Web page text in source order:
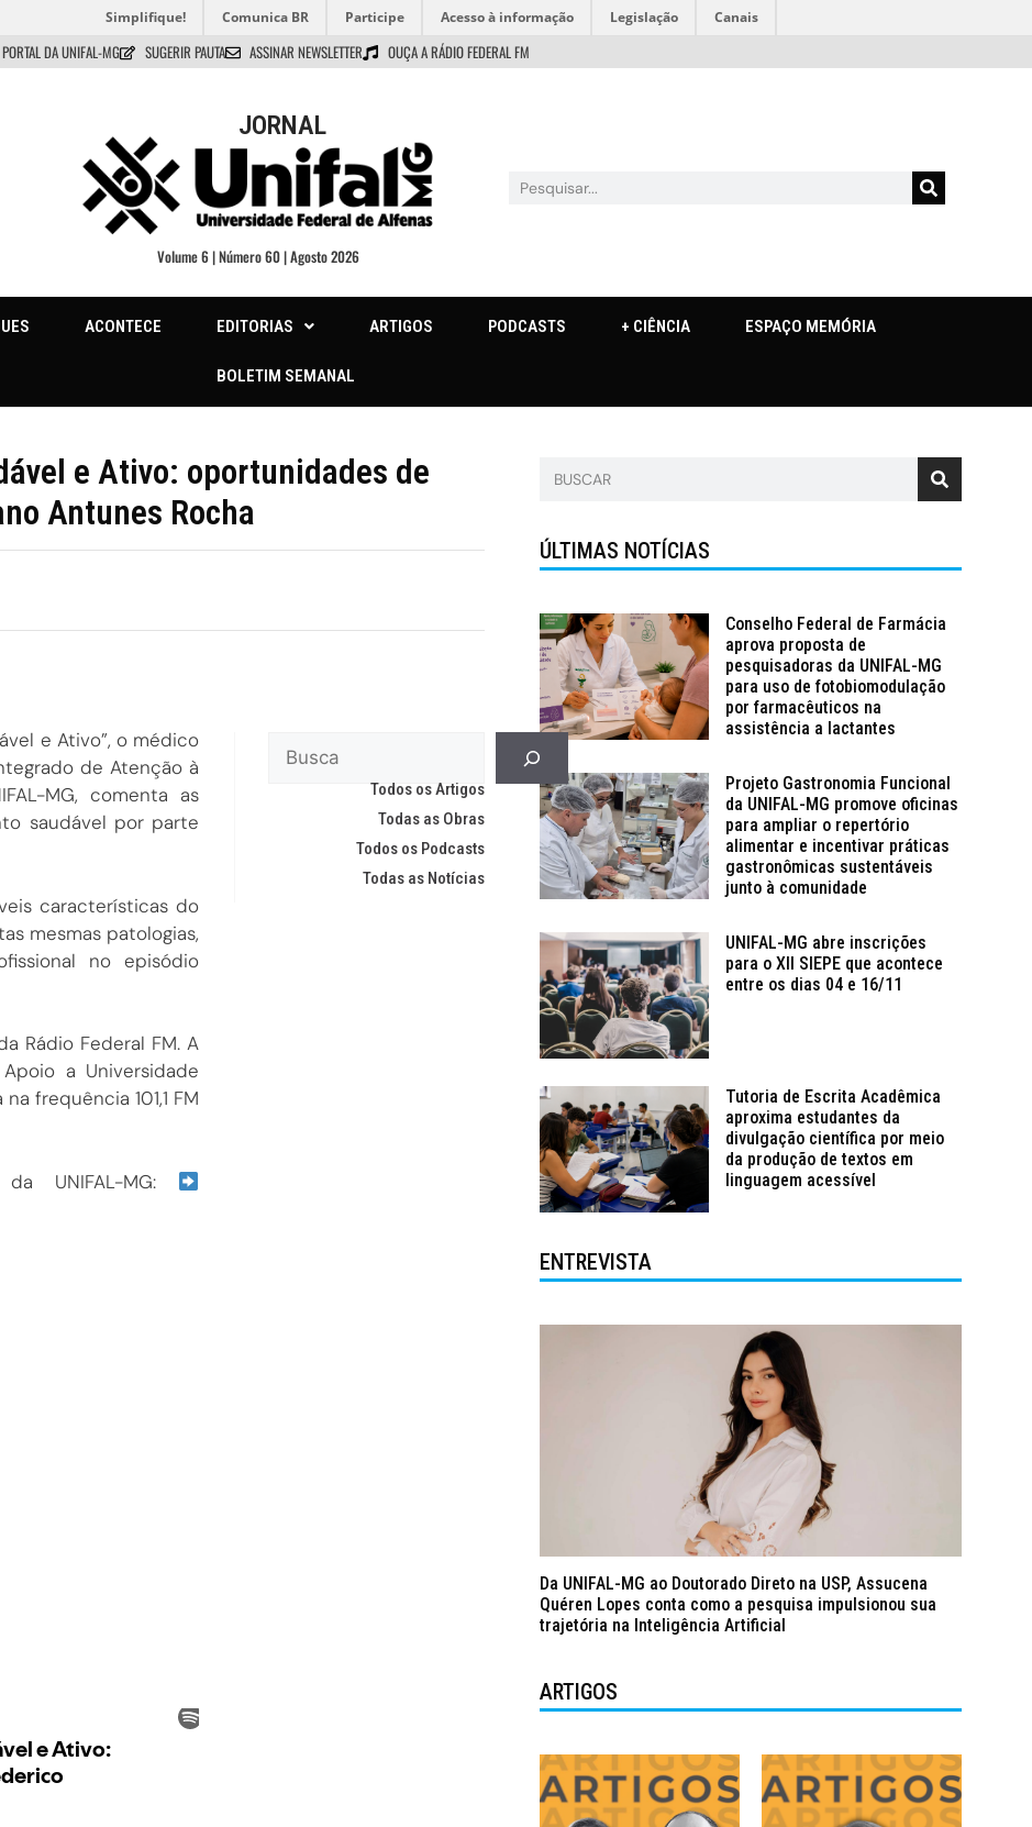
Simplifique! Comunica BR Participe Acesso à informação Legislação Canais
PORTAL DA UNIFAL-MG SUGERIR PAUTA ASSINAR NEWSLETTER OUÇA A RÁDIO FEDERAL FM
JORNAL
Volume 6 | Número 60 | Agosto 2026
ACONTECE EDITORIAS ARTIGOS PODCASTS + CIÊNCIA ESPAÇO MEMÓRIA
BOLETIM SEMANAL
e Ativo: oportunidades de
Antunes Rocha
e Ativo”, o médico
de Atenção à
MG, comenta as
saudável por parte
características do
mesmas patologias,
no episódio
Rádio Federal FM. A
a Universidade
frequência 101,1 FM
UNIFAL-MG:
Todos os Artigos
Todas as Obras
Todos os Podcasts
Todas as Notícias
ÚLTIMAS NOTÍCIAS
Conselho Federal de Farmácia
aprova proposta de
pesquisadoras da UNIFAL-MG
para uso de fotobiomodulação
por farmacêuticos na
assistência a lactantes
Projeto Gastronomia Funcional
da UNIFAL-MG promove oficinas
para ampliar o repertório
alimentar e incentivar práticas
gastronômicas sustentáveis
junto à comunidade
UNIFAL-MG abre inscrições
para o XII SIEPE que acontece
entre os dias 04 e 16/11
Tutoria de Escrita Acadêmica
aproxima estudantes da
divulgação científica por meio
da produção de textos em
linguagem acessível
ENTREVISTA
Da UNIFAL-MG ao Doutorado Direto na USP, Assucena
Quéren Lopes conta como a pesquisa impulsionou sua
trajetória na Inteligência Artificial
ARTIGOS